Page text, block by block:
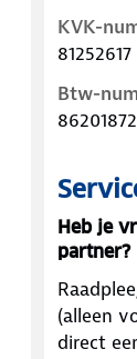
KVK-
81252617
Btw-
Heb je
partner?
(alleen
direct